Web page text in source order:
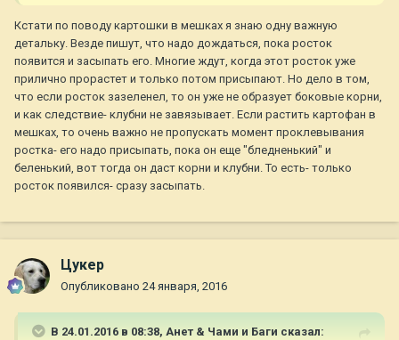
Кстати по поводу картошки в мешках я знаю одну важную
детальку. Везде пишут, что надо дождаться, пока росток
появится и засыпать его. Многие ждут, когда этот росток уже
прилично прорастет и только потом присыпают. Но дело в том,
что если росток зазеленел, то он уже не образует боковые корни,
и как следствие- клубни не завязывает. Если растить картофан в
мешках, то очень важно не пропускать момент проклевывания
ростка- его надо присыпать, пока он еще "бледненький" и
беленький, вот тогда он даст корни и клубни. То есть- только
росток появился- сразу засыпать.
Цукер
Опубликовано 24 января, 2016
В 24.01.2016 в 08:38, Анет & Чами и Баги сказал: